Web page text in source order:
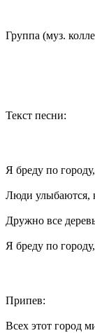
Группа (муз.
Текст песни:
Я бреду по
Люди улыбаются,
Дружно все
Я бреду по
Припев:
Всех этот город